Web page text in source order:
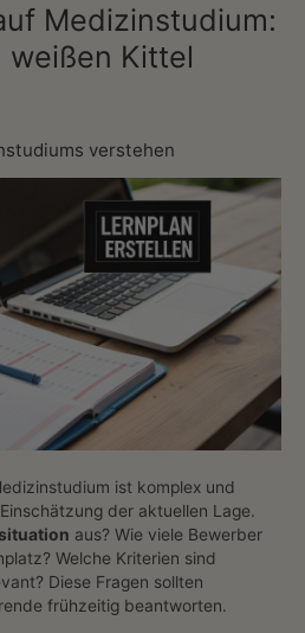
Medizinstudium:
weißen Kittel
verstehen
ist komplex und
der aktuellen Lage.
aus? Wie viele Bewerber
Welche Kriterien sind
Diese Fragen sollten
frühzeitig beantworten.